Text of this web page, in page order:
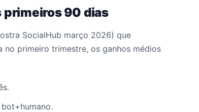
primeiros 90 dias
SocialHub março 2026) que
primeiro trimestre, os ganhos médios